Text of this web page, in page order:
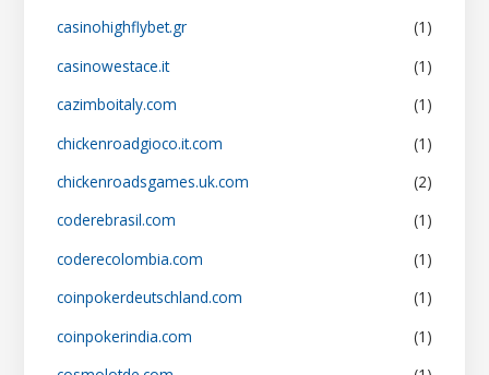
casinohighflybet.gr
(1)
casinowestace.it
(1)
cazimboitaly.com
(1)
chickenroadgioco.it.com
(1)
chickenroadsgames.uk.com
(2)
coderebrasil.com
(1)
coderecolombia.com
(1)
coinpokerdeutschland.com
(1)
coinpokerindia.com
(1)